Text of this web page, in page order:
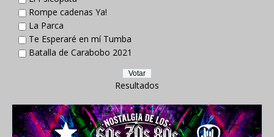
Rompe cadenas Ya!
La Parca
Te Esperaré en mí Tumba
Batalla de Carabobo 2021
Resultados